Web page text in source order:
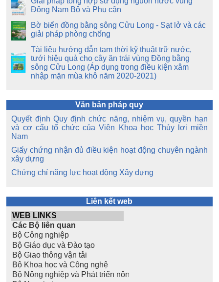
Đông Nam Bộ và Phụ cận
Bờ biển đồng bằng sông Cửu Long - Sạt lở và các
giải pháp phòng chống
Tài liệu hướng dẫn tạm thời kỹ thuật trữ nước,
tưới hiệu quả cho cây ăn trái vùng Đồng bằng
sông Cửu Long (Áp dụng trong điều kiện xâm
nhập mặn mùa khô năm 2020-2021)
Văn bản pháp quy
Quyết định Quy định chức năng, nhiệm vụ, quyền hạn
và cơ cấu tổ chức của Viện Khoa học Thủy lợi miền
Nam
Giấy chứng nhận đủ điều kiện hoạt động chuyên ngành
xây dựng
Chứng chỉ năng lực hoạt động Xây dựng
Liên kết web